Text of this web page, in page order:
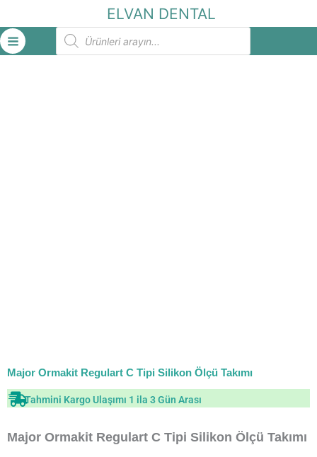
ELVAN DENTAL
Products
search
Major Ormakit Regulart C Tipi Silikon Ölçü Takımı
Tahmini Kargo Ulaşımı 1 ila 3 Gün Arası
Major Ormakit Regulart C Tipi Silikon Ölçü Takımı